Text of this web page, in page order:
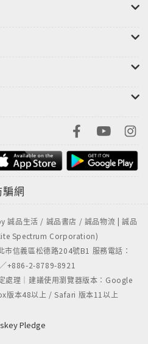
網
誠品生活 / 誠品書店 / 誠品物流 | 誠品
Spectrum Corporation)
信義區松德路204號B1 服務電話：
+886-2-8789-8921
處理｜建議使用瀏覽器版本：Google
版本48以上 / Safari 版本11以上
Pledge